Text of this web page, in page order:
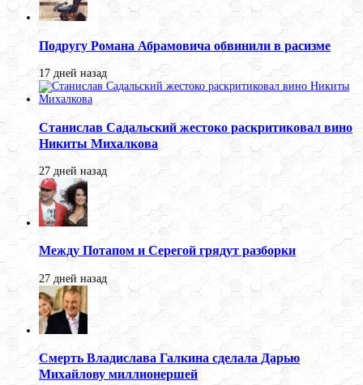
Подругу Романа Абрамовича обвинили в расизме
17 дней назад
Станислав Садальский жестоко раскритиковал вино
Никиты Михалкова
27 дней назад
Между Потапом и Серегой грядут разборки
27 дней назад
Смерть Владислава Галкина сделала Дарью
Михайлову миллионершей